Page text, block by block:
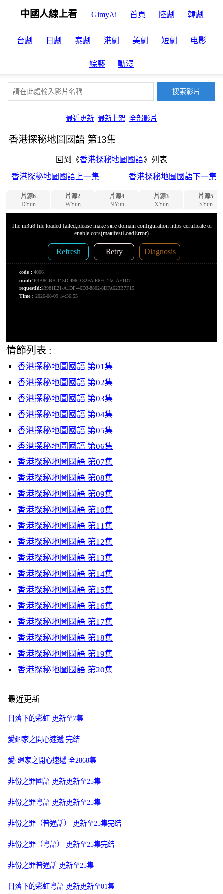
中國人線上看 GimyAi 首頁 陸劇 韓劇
台劇 日劇 泰劇 港劇 美劇 短劇 电影
綜藝 動漫
最近更新 最新上架 全部影片
香港探秘地圖國語 第13集
回到《香港探秘地圖國語》列表
香港探秘地圖國語上一集
香港探秘地圖國語下一集
片源6
DYun
片源2
WYun
片源4
NYun
片源3
XYun
片源5
SYun
情節列表 :
香港探秘地圖國語 第01集
香港探秘地圖國語 第02集
香港探秘地圖國語 第03集
香港探秘地圖國語 第04集
香港探秘地圖國語 第05集
香港探秘地圖國語 第06集
香港探秘地圖國語 第07集
香港探秘地圖國語 第08集
香港探秘地圖國語 第09集
香港探秘地圖國語 第10集
香港探秘地圖國語 第11集
香港探秘地圖國語 第12集
香港探秘地圖國語 第13集
香港探秘地圖國語 第14集
香港探秘地圖國語 第15集
香港探秘地圖國語 第16集
香港探秘地圖國語 第17集
香港探秘地圖國語 第18集
香港探秘地圖國語 第19集
香港探秘地圖國語 第20集
最近更新
日落下的彩虹 更新至7集
愛廻家之開心速遞 完结
愛·廻家之開心速遞 全2868集
非份之罪國語 更新更新至25集
非份之罪粵語 更新更新至25集
非份之罪（普通話） 更新至25集完结
非份之罪（粵語） 更新至25集完结
非份之罪普通話 更新至25集
日落下的彩虹粵語 更新更新至01集